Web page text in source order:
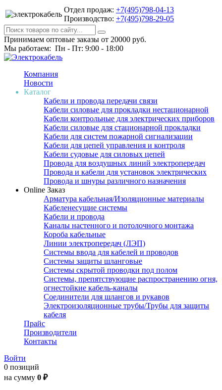
Отдел продаж: +7(495)798-04-13
Производство: +7(495)798-29-05
Принимаем оптовые заказы от 20000 руб.
Мы работаем: Пн - Пт: 9:00 - 18:00
Компания
Новости
Каталог
Кабели и провода передачи связи
Кабели силовые для прокладки нестационарной
Кабели контрольные для электрических приборов
Кабели силовые для стационарной прокладки
Кабели для систем пожарной сигнализации
Кабели для цепей управления и контроля
Кабели судовые для силовых цепей
Провода для воздушных линий электропередач
Провода и кабели для установок электрических
Провода и шнуры различного назначения
Online Заказ
Арматура кабельная/Изоляционные материалы
Кабеленесущие системы
Кабели и провода
Каналы настенного и потолочного монтажа
Короба кабельные
Линии электропередач (ЛЭП)
Системы ввода для кабелей и проводов
Системы защиты шланговые
Системы скрытой проводки под полом
Системы, препятствующие распространению огня,
огнестойкие кабель-каналы
Соединители для шлангов и рукавов
Электроизоляционные трубы/Трубы для защиты
кабеля
Прайс
Производители
Контакты
Войти
0 позиций
на сумму 0 ₽